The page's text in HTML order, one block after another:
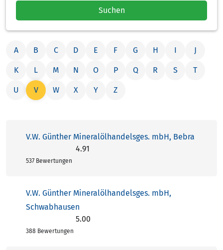
Suchen
A B C D E F G H I J
K L M N O P Q R S T
U V W X Y Z
V.W. Günther Mineralölhandelsges. mbH, Bebra
4.91
4.91 von 5 Sternen
537 Bewertungen
V.W. Günther Mineralölhandelsges. mbH,
Schwabhausen
5.00
5.00 von 5 Sternen
388 Bewertungen